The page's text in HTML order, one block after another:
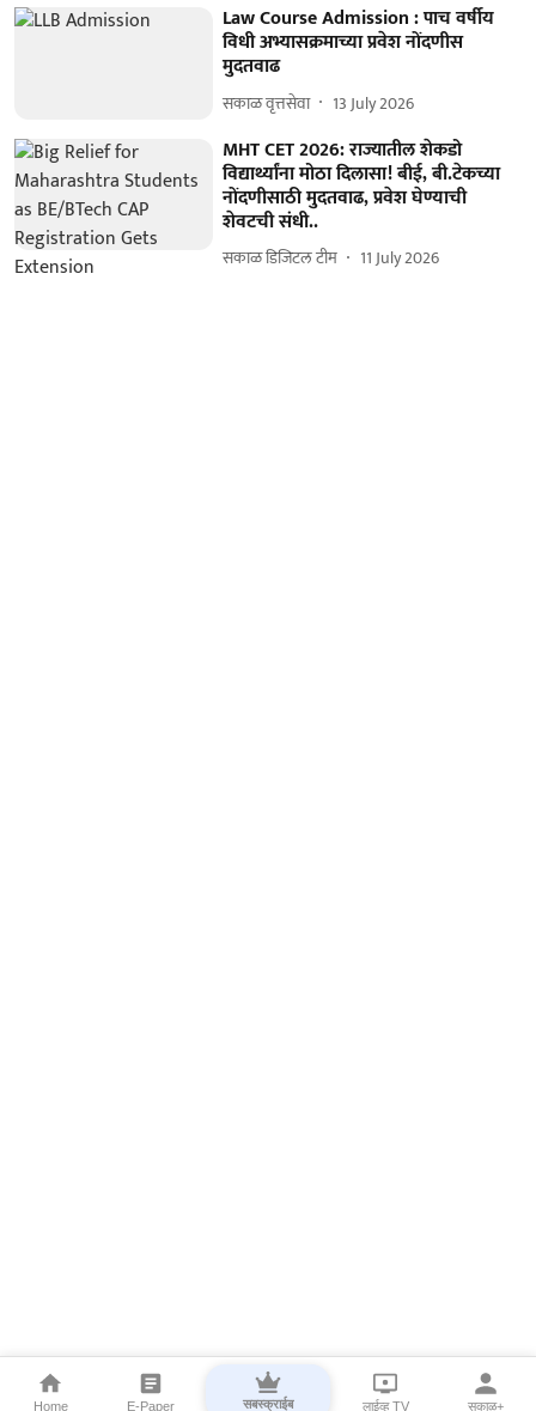
Law Course Admission : पाच वर्षीय
विधी अभ्यासक्रमाच्या प्रवेश नोंदणीस
मुदतवाढ
सकाळ वृत्तसेवा 13 July 2026
MHT CET 2026: राज्यातील शेकडो
विद्यार्थ्यांना मोठा दिलासा! बीई, बी.टेकच्या
नोंदणीसाठी मुदतवाढ, प्रवेश घेण्याची
शेवटची संधी..
सकाळ डिजिटल टीम 11 July 2026
Home E-Paper सबस्क्राईब लाईव्ह TV सकाळ+